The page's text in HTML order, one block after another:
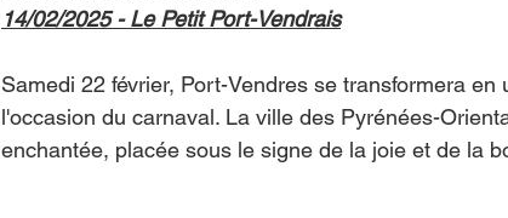
14/02/2025 - Le Petit Port-Vendrais
Samedi 22 février, Port-Vendres se transformera
l'occasion du carnaval. La ville des Pyrénées-
enchantée, placée sous le signe de la joie et de la